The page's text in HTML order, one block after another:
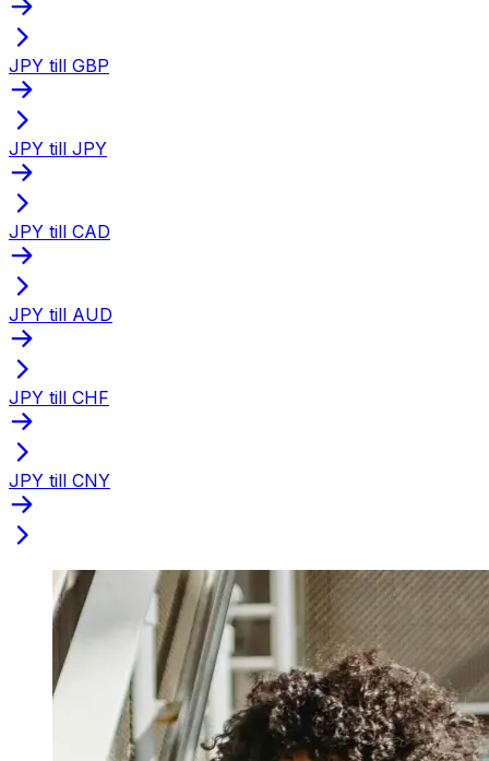
JPY till GBP
JPY till JPY
JPY till CAD
JPY till AUD
JPY till CHF
JPY till CNY